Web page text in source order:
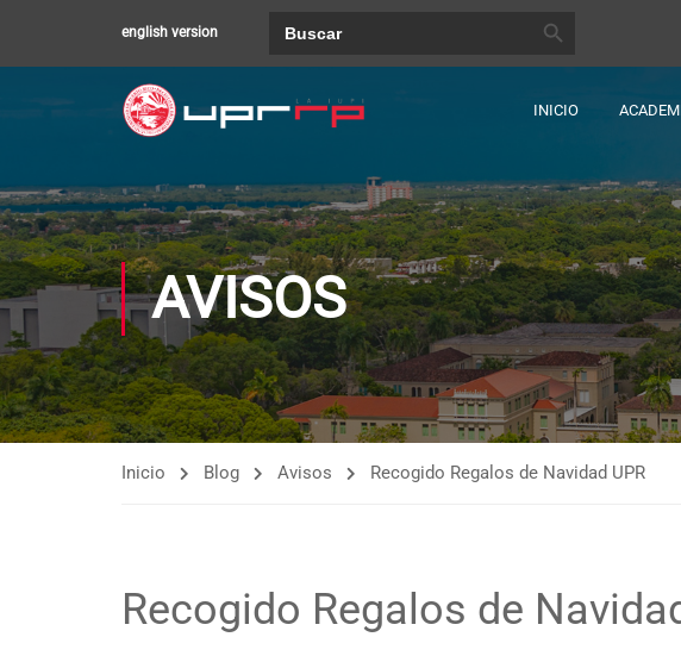
english version
INICIO
AVISOS
Inicio Blog Avisos Recogido Regalos de Navidad UPR
Recogido Regalos de